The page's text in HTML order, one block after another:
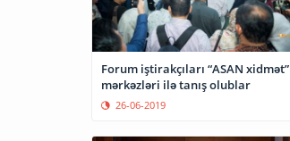
Forum iştirakçıları “ASAN xidmət”
mərkəzləri ilə tanış olublar
26-06-2019